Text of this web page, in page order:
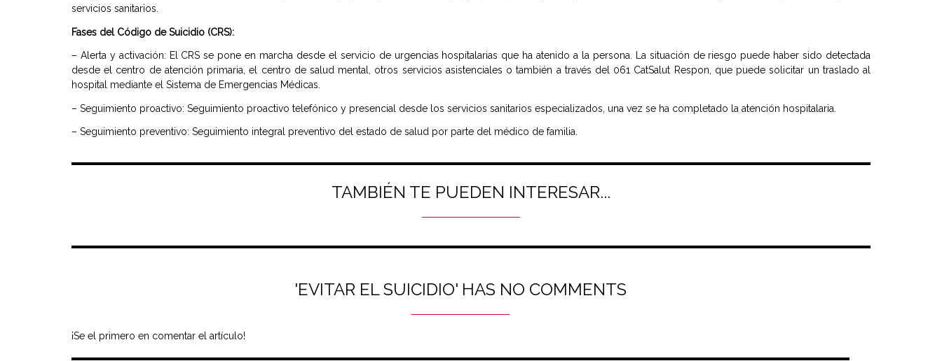
servicios sanitarios.
Fases del Código de Suicidio (CRS):
– Alerta y activación: El CRS se pone en marcha desde el servicio de urgencias hospitalarias que ha atenido a la persona. La situación de riesgo puede haber sido detectada
desde el centro de atención primaria, el centro de salud mental, otros servicios asistenciales o también a través del 061 CatSalut Respon, que puede solicitar un traslado al
hospital mediante el Sistema de Emergencias Médicas.
– Seguimiento proactivo: Seguimiento proactivo telefónico y presencial desde los servicios sanitarios especializados, una vez se ha completado la atención hospitalaria.
– Seguimiento preventivo: Seguimiento integral preventivo del estado de salud por parte del médico de familia.
TAMBIÉN TE PUEDEN INTERESAR...
'EVITAR EL SUICIDIO' HAS NO COMMENTS
¡Se el primero en comentar el artículo!